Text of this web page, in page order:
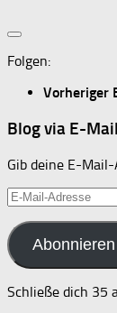
Folgen:
Vorheriger
Blog via E-
Gib deine E-
E-
Mail-
Adresse
Abonnieren
Schließe dich 35